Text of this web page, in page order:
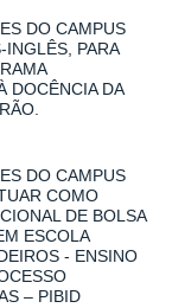
DO CAMPUS
INGLÊS, PARA
DOCÊNCIA DA
DO CAMPUS
COMO
DE BOLSA
ESCOLA
- ENSINO
– PIBID